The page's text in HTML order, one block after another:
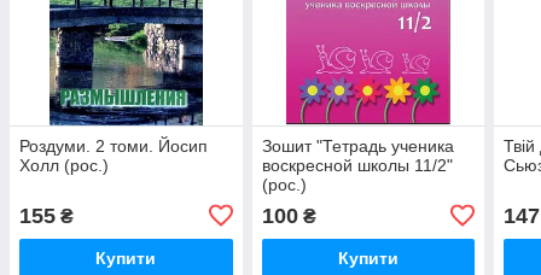
Роздуми. 2 томи. Йосип
Холл (рос.)
155 ₴
Купити
Зошит "Тетрадь ученика
воскресной школы 11/2"
(рос.)
100₴
Купити
147